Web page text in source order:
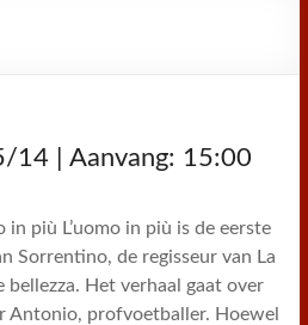
14 | Aanvang: 15:00
in più L’uomo in più is de eerste
Sorrentino, de regisseur van La
bellezza. Het verhaal gaat over
Antonio, profvoetballer. Hoewel